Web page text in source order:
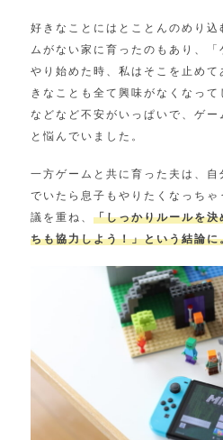
好きなことにはとことんのめり
ムがない家に育ったのもあり、「
やり始めた時、私はそこを止め
きなことも全て興味がなくなって
などなど不安がいっぱいで、ゲ
と悩んでいました。
一方ゲームと共に育った夫は、
でいたら息子もやりたくなっち
議を重ね、 「しっかりルールを
ちも協力しよう！」という結論に